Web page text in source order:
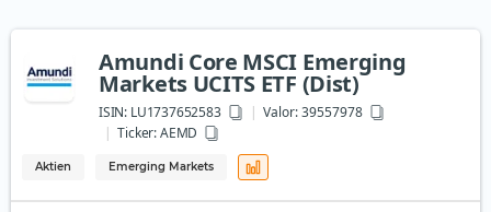
Amundi Core MSCI Emerging
Markets UCITS ETF (Dist)
ISIN: LU1737652583
Valor: 39557978
Ticker:AEMD
Aktien Emerging Markets